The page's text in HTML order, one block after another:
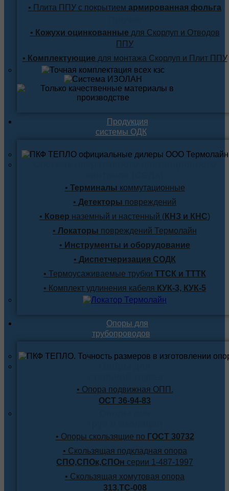
• Плита ППУ с покрытием армированная фольга
• Кожухи оцинкованные для Скорлуп и Отводов
ППУ
• Комплектующие для монтажа Скорлуп и Плит ППУ
Продукция
системы ОДК
• Терминалы коммутационные
• Детекторы повреждений
• Ковер наземный и настенный (КНЗ и КНС)
• Локаторы повреждений Термолайн
• Инструменты и оборудование
• Диспетчеризация СОДК
• Термоусаживаемые трубки ТТСК и ТТТК
• Комплект удлинения кабеля КУК-3, КУК-5
Опоры для
трубопроводов
• Опора подвижная ОПП.
ОСТ 36-94-83
• Опоры скользящие по ГОСТ 30732
• Скользящая подкладная опора
СПО,СПОк,СПОн серии 1-487-1997
• Скользящая хомутовая опора
313.ТС-008